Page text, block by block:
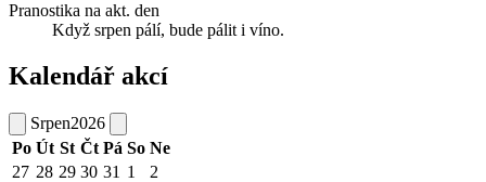
Pranostika na akt. den
Když srpen pálí, bude pálit i víno.
Kalendář akcí
Srpen2026
Po Út St Čt Pá So Ne
27 28 29 30 31 1
2